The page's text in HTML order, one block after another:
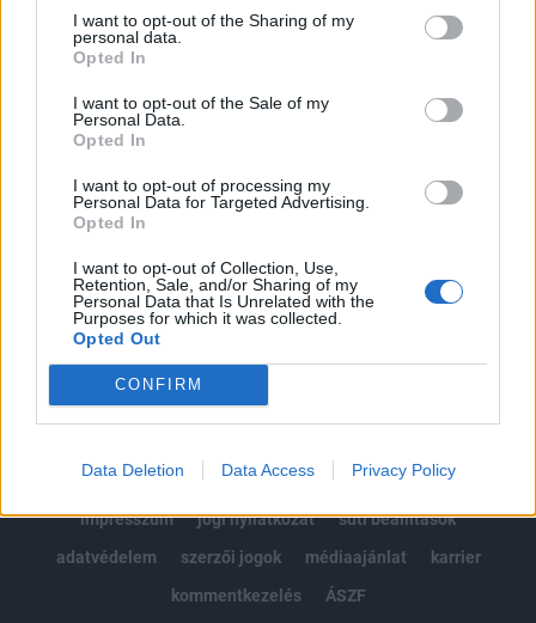
I want to opt-out of the Sharing of my
personal data.
Opted In
I want to opt-out of the Sale of my
Personal Data.
Opted In
I want to opt-out of processing my
Personal Data for Targeted Advertising.
Opted In
I want to opt-out of Collection, Use,
Retention, Sale, and/or Sharing of my
Personal Data that Is Unrelated with the
Purposes for which it was collected.
Opted Out
CONFIRM
Data Deletion Data Access Privacy Policy
regisztrációhoz kötött.
Az előfizetés a következőket tartalmazza:
Kötéslisták: BÉT elmúlt 2 év napon belüli
kötéslistái
Előfizetés
MÁR ELŐFIZETŐNK VAGY?BEJELENTKEZÉS
© 2026 Portfolio
impresszum
jogi nyilatkozat
süti beállítások
adatvédelem
szerzői jogok médiaajánlat
karrier
kommentkezelés
ÁSZF